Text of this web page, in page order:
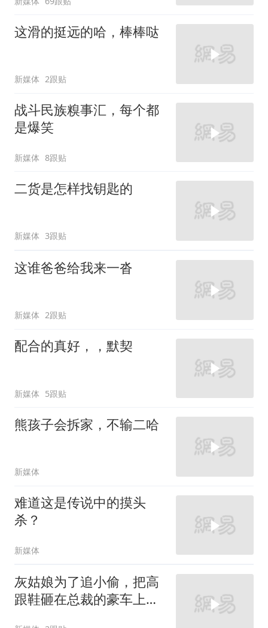
这滑的挺远的哈，棒棒哒
新媒体 2跟贴
战斗民族糗事汇，每个都
是爆笑
新媒体 8跟贴
二货是怎样找钥匙的
新媒体 3跟贴
这谁爸爸给我来一沓
新媒体 2跟贴
配合的真好，，默契
新媒体 5跟贴
熊孩子会拆家，不输二哈
新媒体
难道这是传说中的摸头
杀？
新媒体
灰姑娘为了追小偷，把高
跟鞋砸在总裁的豪车上，